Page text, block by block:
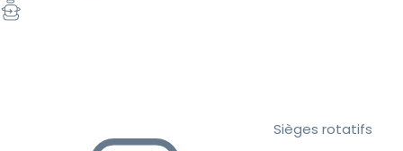
Sièges rotatifs